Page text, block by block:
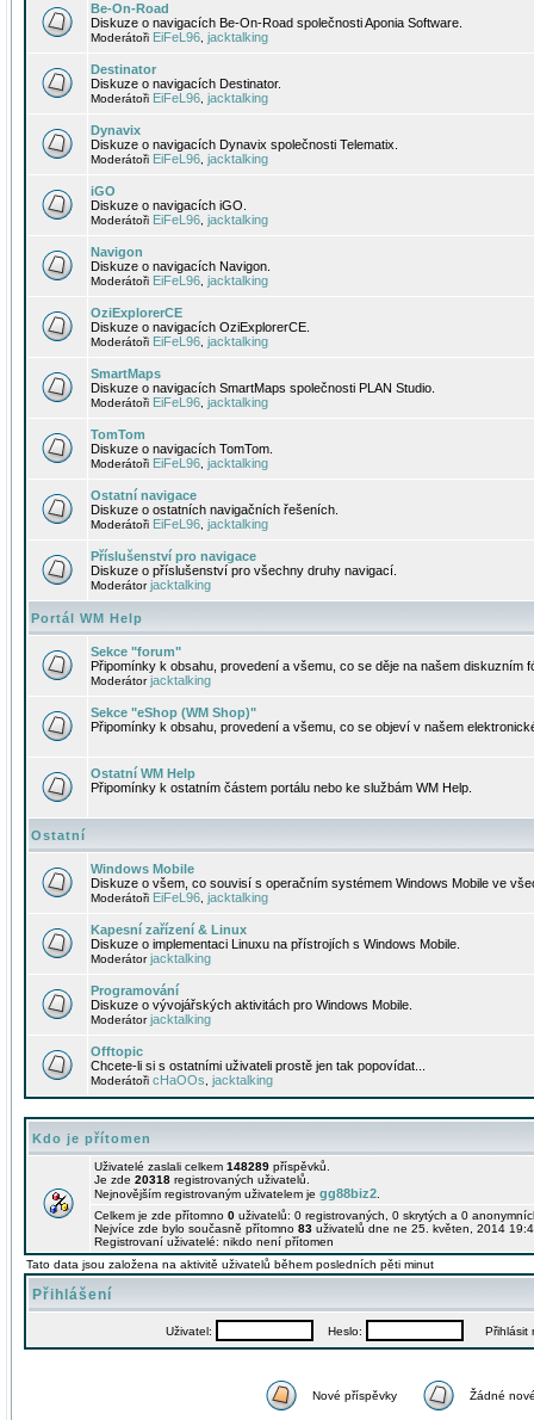
Be-On-Road
Diskuze o navigacích Be-On-Road společnosti Aponia Software.
Moderátoři EiFeL96 jacktalking
Destinator
Diskuze o navigacích Destinator.
Moderátoři EiFeL96 jacktalking
Dynavix
Diskuze o navigacích Dynavix společnosti Telematix.
Moderátoři EiFeL96 jacktalking
iGO
Diskuze o navigacích iGO.
Moderátoři EiFeL96 jacktalking
Navigon
Diskuze o navigacích Navigon.
Moderátoři EiFeL96 jacktalking
OziExplorerCE
Diskuze o navigacích OziExplorerCE.
Moderátoři EiFeL96 jacktalking
SmartMaps
Diskuze o navigacích SmartMaps společnosti PLAN Studio.
Moderátoři EiFeL96 jacktalking
TomTom
Diskuze o navigacích TomTom.
Moderátoři EiFeL96 jacktalking
Ostatní navigace
Diskuze o ostatních navigačních řešeních.
Moderátoři EiFeL96 jacktalking
Příslušenství pro navigace
Diskuze o příslušenství pro všechny druhy navigací.
Moderátorjacktalking
Portál WM Help
Sekce "forum"
Připomínky k obsahu, provedení a všemu, co se děje na našem diskuzním
Moderátorjacktalking
Sekce "eShop (WM Shop)"
Připomínky k obsahu, provedení a všemu, co se objeví v našem
Ostatní WM Help
Připomínky k ostatním částem portálu nebo ke službám WM Help.
Ostatní
Windows Mobile
Diskuze o všem, co souvisí s operačním systémem Windows Mobile ve
Moderátoři EiFeL96 jacktalking
Kapesní zařízení & Linux
Diskuze o implementaci Linuxu na přístrojích s Windows Mobile.
Moderátorjacktalking
Programování
Diskuze o vývojářských aktivitách pro Windows Mobile.
Moderátorjacktalking
Offtopic
Chcete-li si s ostatními uživateli prostě jen tak popovídat...
Moderátoři cHaOOs jacktalking
Kdo je přítomen
Uživatelé zaslali celkem 148289 příspěvků.
Je zde 20318 registrovaných uživatelů.
Nejnovějším registrovaným uživatelem je gg88biz2
Celkem je zde přítomno 0 uživatelů: 0 registrovaných, 0 skrytých a 0
Nejvíce zde bylo současně přítomno 83 uživatelů dne ne 25. květen, 2014
Registrovaní uživatelé: nikdo není přítomen
Tato data jsou založena na aktivitě uživatelů během posledních pěti minut
Přihlášení
Uživatel: Heslo: Přihlásit
Nové příspěvky Žádné